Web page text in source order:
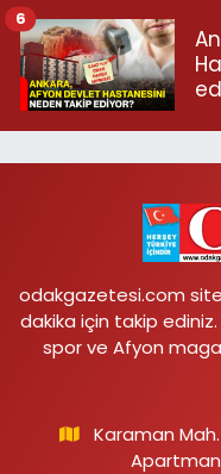
6
odakgazetesi.com
dakika için takip
spor ve Afyon
Karaman